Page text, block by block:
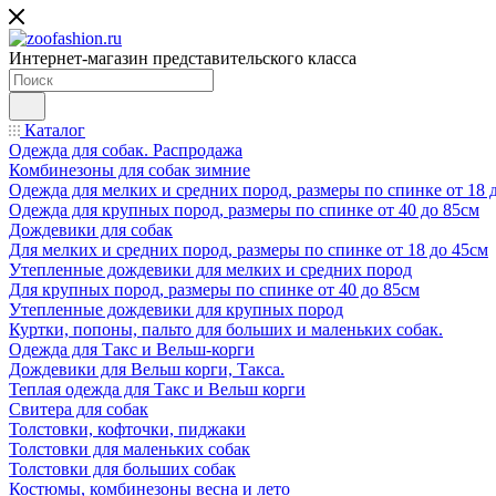
Интернет-магазин представительского класса
Каталог
Одежда для собак. Распродажа
Комбинезоны для собак зимние
Одежда для мелких и средних пород, размеры по спинке от 18
Одежда для крупных пород, размеры по спинке от 40 до 85см
Дождевики для собак
Для мелких и средних пород, размеры по спинке от 18 до 45см
Утепленные дождевики для мелких и средних пород
Для крупных пород, размеры по спинке от 40 до 85см
Утепленные дождевики для крупных пород
Куртки, попоны, пальто для больших и маленьких собак.
Одежда для Такс и Вельш-корги
Дождевики для Вельш корги, Такса.
Теплая одежда для Такс и Вельш корги
Свитера для собак
Толстовки, кофточки, пиджаки
Толстовки для маленьких собак
Толстовки для больших собак
Костюмы, комбинезоны весна и лето